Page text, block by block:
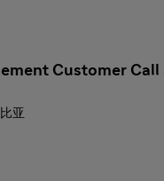
Customer
亚